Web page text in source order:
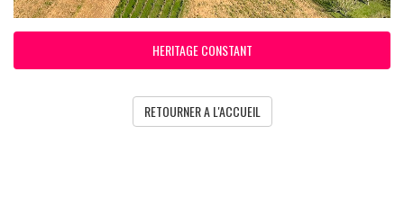
HERITAGE CONSTANT
RETOURNER A L'ACCUEIL